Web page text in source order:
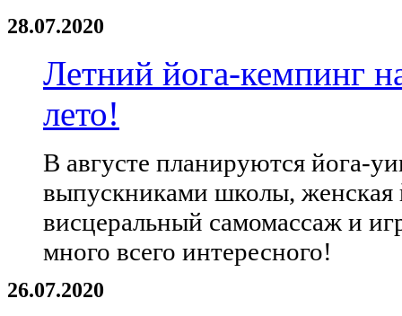
28.07.2020
Летний йога-кемпинг
лето!
В августе планируются йога-
выпускниками школы, женская
висцеральный самомассаж и
много всего интересного!
26.07.2020